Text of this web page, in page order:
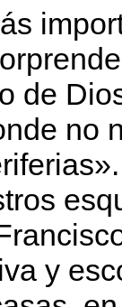
de
no
y